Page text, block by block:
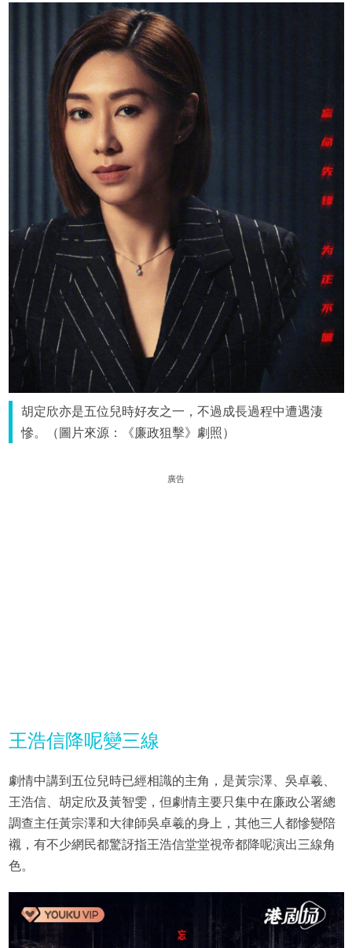
胡定欣亦是五位兒時好友之一，不過成長過程中遭遇淒
慘。（圖片來源：《廉政狙擊》劇照）
廣告
王浩信降呢變三線
劇情中講到五位兒時已經相識的主角，是黃宗澤、吳卓羲、
王浩信、胡定欣及黃智雯，但劇情主要只集中在廉政公署總
調查主任黃宗澤和大律師吳卓羲的身上，其他三人都慘變陪
襯，有不少網民都驚訝指王浩信堂堂視帝都降呢演出三線角
色。